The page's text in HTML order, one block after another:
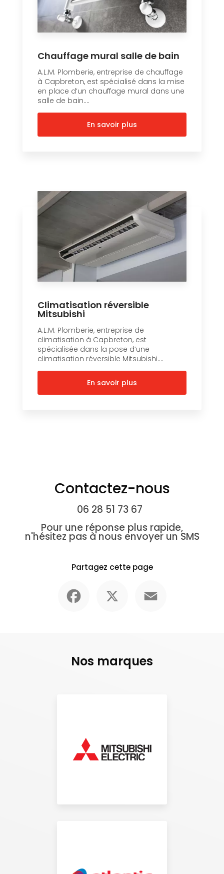
Chauffage mural salle de bain
A.L.M. Plomberie, entreprise de chauffage
à Capbreton, est spécialisé dans la mise
en place d’un chauffage mural dans une
salle de bain....
En savoir plus
Climatisation réversible
Mitsubishi
A.L.M. Plomberie, entreprise de
climatisation à Capbreton, est
spécialisée dans la pose d’une
climatisation réversible Mitsubishi....
En savoir plus
Contactez-nous
06 28 51 73 67
Pour une réponse plus rapide,
n'hésitez pas à nous envoyer un SMS
Partagez cette page
Nos marques